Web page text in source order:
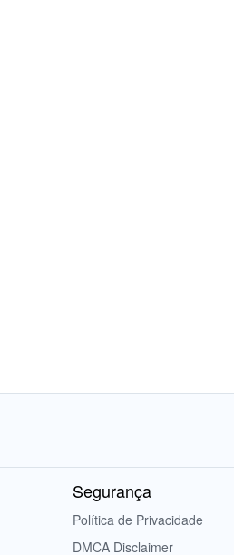
Segurança
Política de Privacidade
DMCA Disclaimer